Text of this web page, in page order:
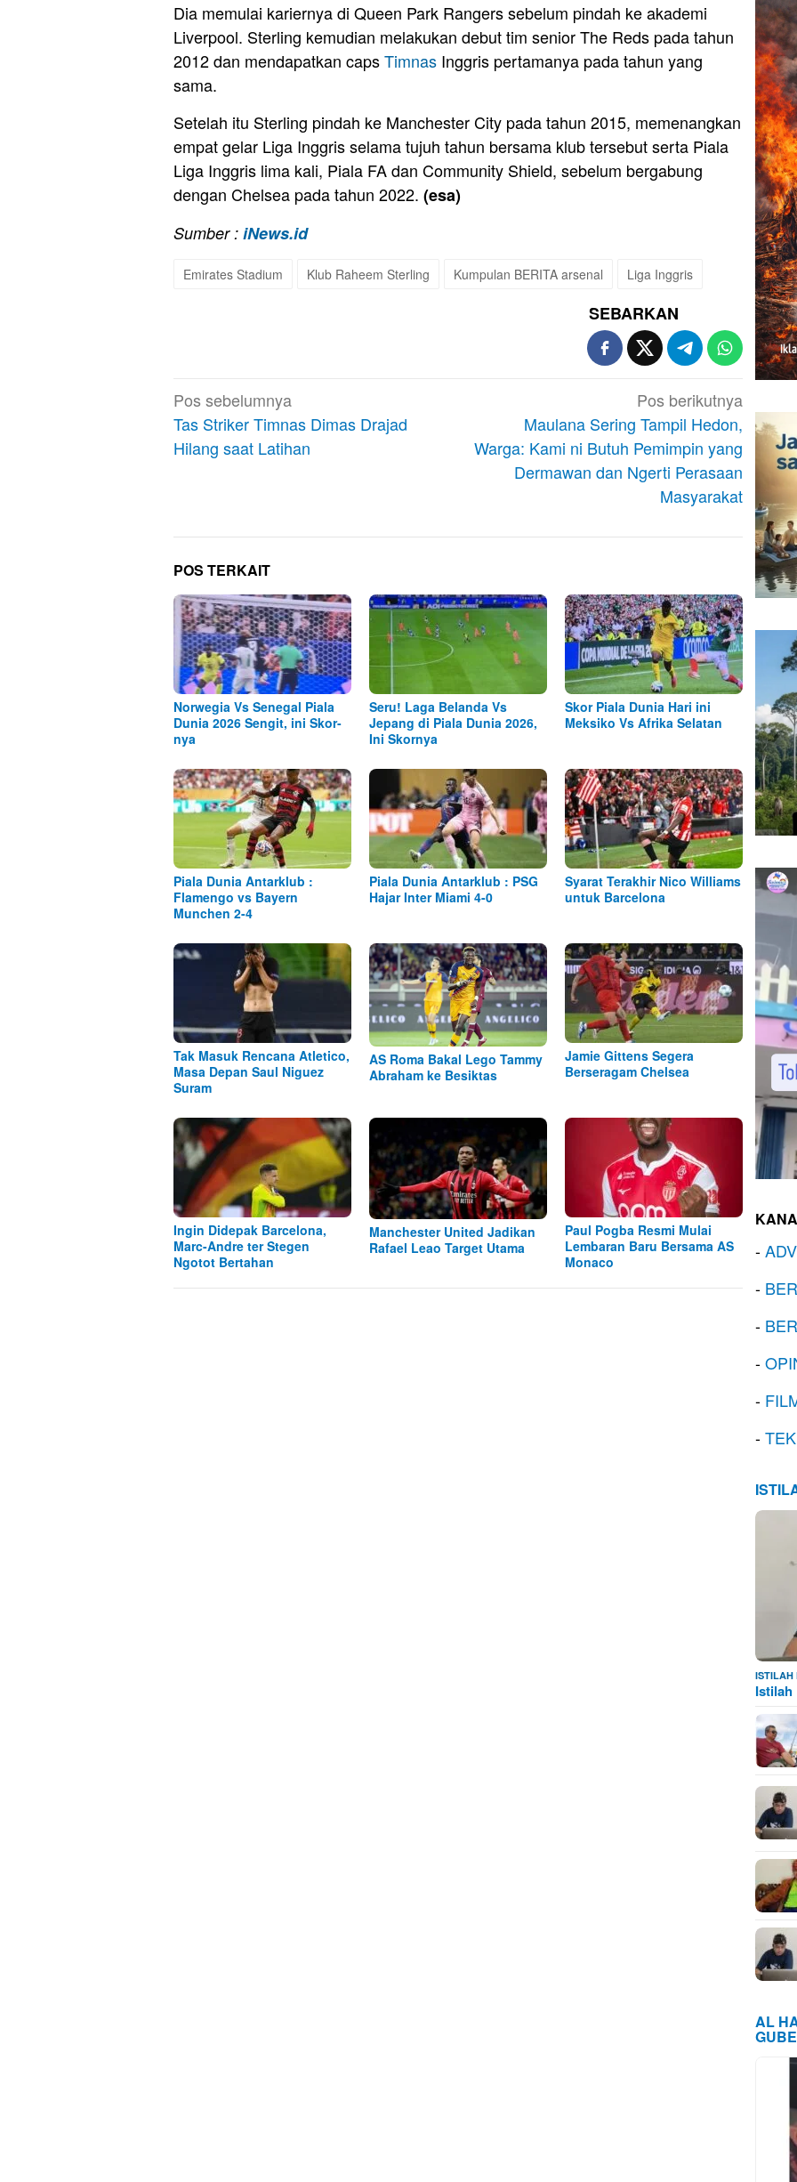
Dia memulai kariernya di Queen Park Rangers sebelum pindah ke akademi
Liverpool. Sterling kemudian melakukan debut tim senior The Reds pada tahun
2012 dan mendapatkan capsTimnas Inggris pertamanya pada tahun yang
sama.
Setelah itu Sterling pindah ke Manchester City pada tahun 2015, memenangkan
empat gelar Liga Inggris selama tujuh tahun bersama klub tersebut serta Piala
Liga Inggris lima kali, Piala FA dan Community Shield, sebelum bergabung
dengan Chelsea pada tahun 2022. (esa)
Sumber : iNews.id
Emirates Stadium Klub Raheem Sterling Kumpulan BERITA arsenal Liga Inggris
SEBARKAN
Navigasi
pos
Pos sebelumnya
Tas Striker Timnas Dimas Drajad
Hilang saat Latihan
Pos berikutnya
Maulana Sering Tampil Hedon,
Warga: Kami ni Butuh Pemimpin yang
Dermawan dan Ngerti Perasaan
Masyarakat
POS TERKAIT
Norwegia Vs Senegal Piala
Dunia 2026 Sengit, ini Skor-
nya
Seru! Laga Belanda Vs
Jepang di Piala Dunia 2026,
Ini Skornya
Skor Piala Dunia Hari ini
Meksiko Vs Afrika Selatan
Piala Dunia Antarklub :
Flamengo vs Bayern
Munchen 2-4
Piala Dunia Antarklub : PSG
Hajar Inter Miami 4-0
Syarat Terakhir Nico Williams
untuk Barcelona
Tak Masuk Rencana Atletico,
Masa Depan Saul Niguez
Suram
AS Roma Bakal Lego Tammy
Abraham ke Besiktas
Jamie Gittens Segera
Berseragam Chelsea
Ingin Didepak Barcelona,
Marc-Andre ter Stegen
Ngotot Bertahan
Manchester United Jadikan
Rafael Leao Target Utama
Paul Pogba Resmi Mulai
Lembaran Baru Bersama AS
Monaco
-
-
-
-
-
-
ISTILAH
Istilah
AL